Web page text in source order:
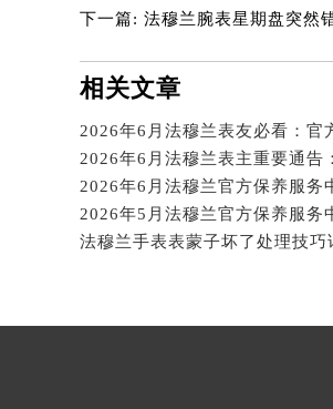
辽宁省本溪市平
辽宁省阜新市
辽宁省葫芦岛
辽宁省锦州市
辽宁省辽阳市
辽宁省营口市
辽宁省沈阳市
下一篇: 法穆兰腕表星期盘突然
相关文章
2026年6月法穆兰表友必看：官
2026年6月法穆兰表主重要通告
法穆兰手表表蒙子坏了处理技巧